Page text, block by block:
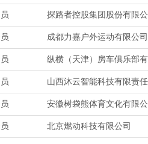
探路者控股集团股份有限公
成都力嘉户外运动有限公司
纵横（天津）房车俱乐部有
山西沐云智能科技有限责任
安徽树袋熊体育文化有限公
北京燃动科技有限公司